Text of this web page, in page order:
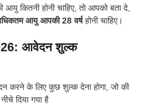
कितनी होनी चाहिए, तो आपको बता दे,
आयु आपकी 28 वर्षहोनी चाहिए।
आवेदन शुल्क
करने के लिए कुछ शुल्क देना होगा, जो की
दिया गया है